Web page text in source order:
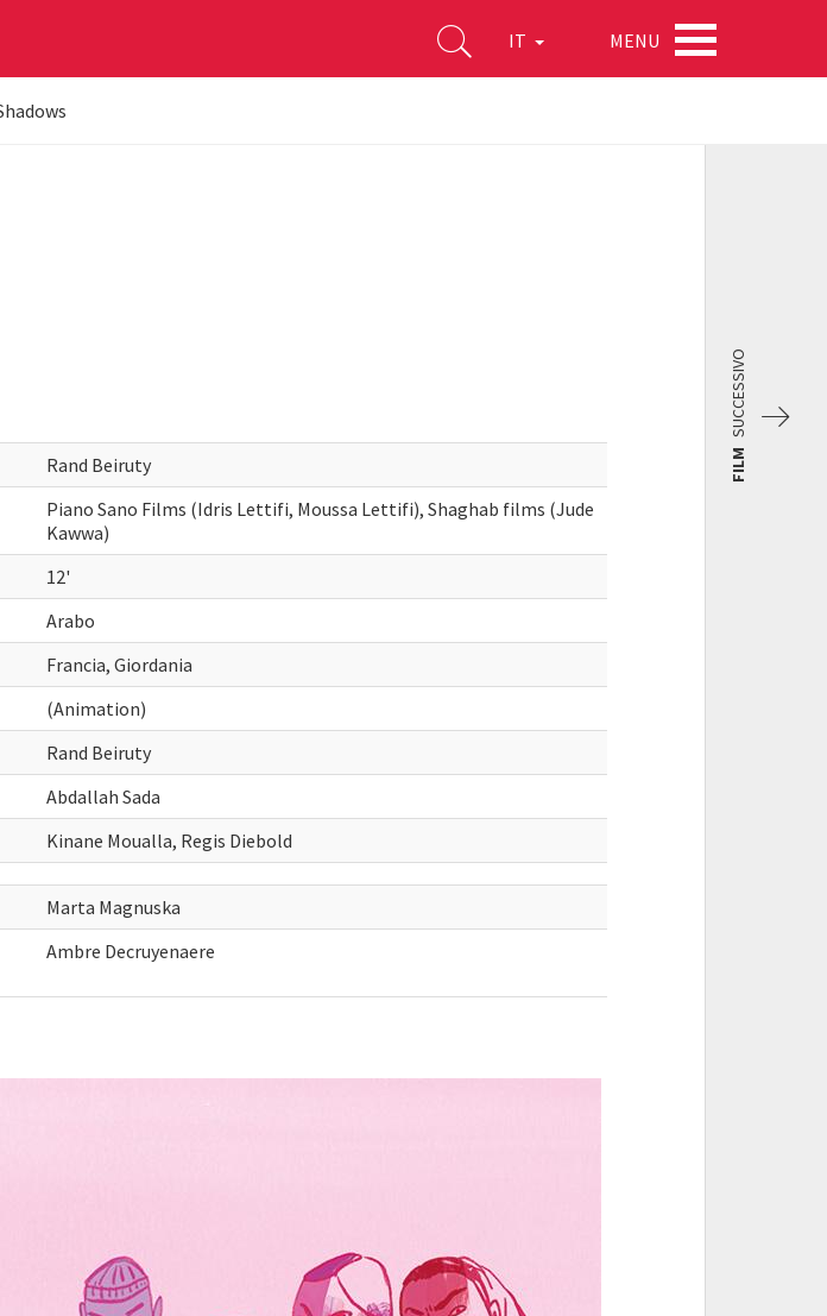
IT MENU
Rand Beiruty
Piano Sano Films (Idris Lettifi, Moussa Lettifi), Shaghab films (Jude
Kawwa)
12'
Arabo
Francia, Giordania
(Animation)
Rand Beiruty
Abdallah Sada
Kinane Moualla, Regis Diebold
Marta Magnuska
Ambre Decruyenaere
FILM
SUCCESSIVO